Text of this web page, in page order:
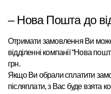
– Нова Пошта до
Отримати замовлення Ви
відділенні компанії “Нова
грн.
Якщо Ви обрали сплатити
післяплати, з Вас буде взята